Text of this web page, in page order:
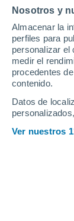
Nosotros y
Almacenar la
perfiles para
personalizar el
medir el
procedentes
contenido.
Datos de
Ver nuestros